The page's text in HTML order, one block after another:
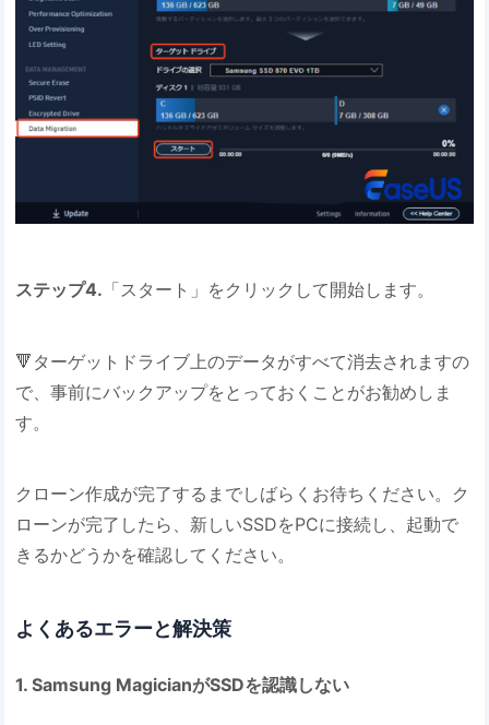
ステップ4. 「スタート」をクリックして開始します。
🔻ターゲットドライブ上のデータがすべて消去されますの
で、事前にバックアップをとっておくことがお勧めしま
す。
クローン作成が完了するまでしばらくお待ちください。ク
ローンが完了したら、新しいSSDをPCに接続し、起動で
きるかどうかを確認してください。
よくあるエラーと解決策
1. Samsung MagicianがSSDを認識しない